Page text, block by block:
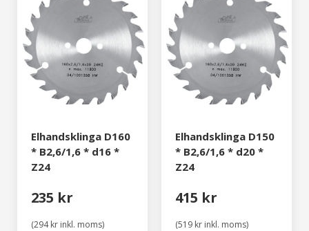
Elhandsklinga D160
* B2,6/1,6 * d16 *
Z24
235 kr
(294 kr inkl. moms)
Elhandsklinga D150
* B2,6/1,6 * d20 *
Z24
415 kr
(519 kr inkl. moms)